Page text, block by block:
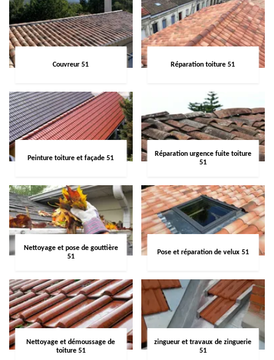
Couvreur 51 Réparation toiture 51
Peinture toiture et façade 51
Réparation urgence fuite toiture
51
Nettoyage et pose de gouttière
51
Pose et réparation de velux 51
Nettoyage et démoussage de
toiture 51
zingueur et travaux de zinguerie
51